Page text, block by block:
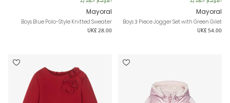
Mayoral
Boys 3 Piece Jogger Set with Green Gilet
UK£ 54.00
Mayoral
Boys Blue Polo-Style Knitted Sweater
UK£ 28.00